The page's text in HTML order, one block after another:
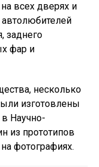
всех дверях и
заднего
фар и
несколько
изготовлены
Научно-
из прототипов
фотографиях.